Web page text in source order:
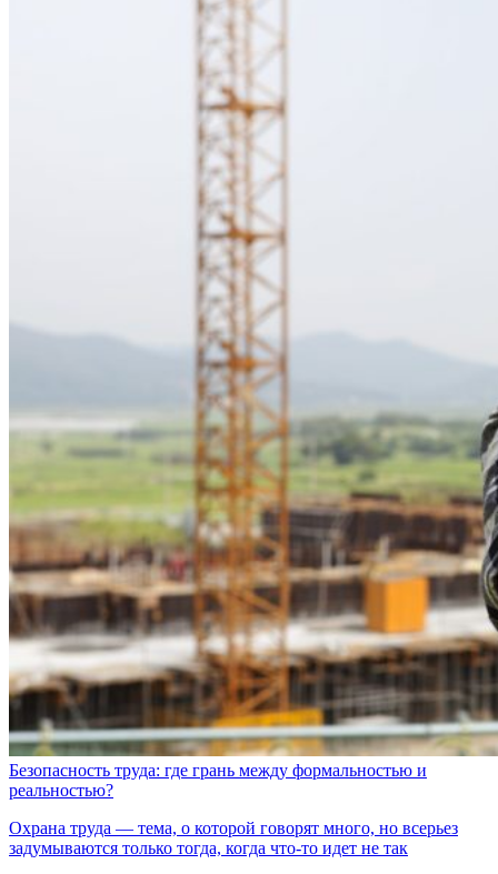
Безопасность труда: где грань между формальностью и
реальностью?
Охрана труда — тема, о которой говорят много, но всерьез
задумываются только тогда, когда что-то идет не так